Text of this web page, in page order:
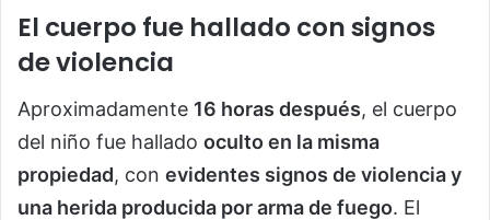
El cuerpo fue hallado con signos
de violencia
Aproximadamente 16 horas después, el cuerpo
del niño fue hallado oculto en la misma
propiedad, con evidentes signos de violencia y
una herida producida por arma de fuego. El